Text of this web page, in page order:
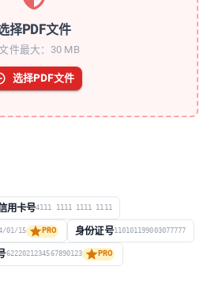
择PDF文件
件最大：30 MB
选择PDF文件
用卡号4111 1111 1111 1111
01/15 PRO 身份证号110101199003077777
6222021234567890123 PRO